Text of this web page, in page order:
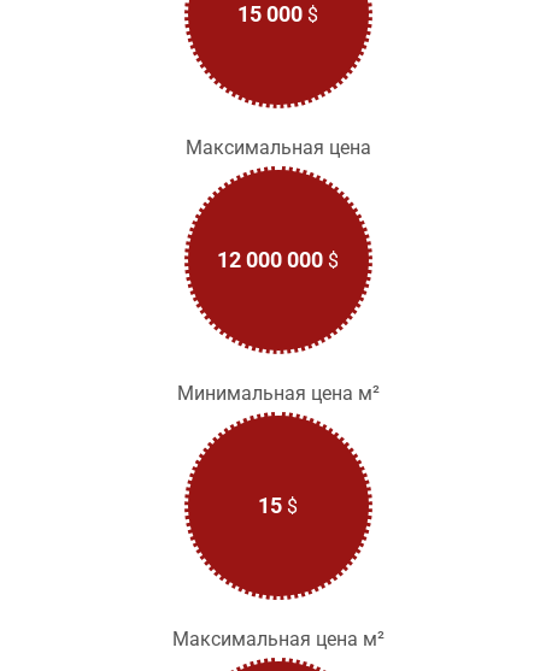
15 000 $
Максимальная цена
12 000 000 $
Минимальная цена м²
15 $
Максимальная цена м²